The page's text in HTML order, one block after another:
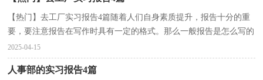
【热门】去工厂实习报告4篇随着人们自身素质提升，报告十分的重
要，要注意报告在写作时具有一定的格式。那么一般报告是怎么写的
呢？以下是小编收集整理的去工厂实习报告4篇，希望对...
2025-04-15
人事部的实习报告4篇